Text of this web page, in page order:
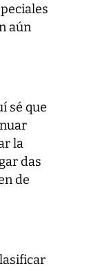
aún
sé que
la
das
de